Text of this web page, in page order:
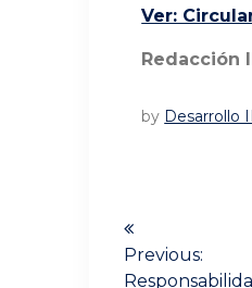
Ver:
Redacción
by Desarrollo
de
Previous:
Previous